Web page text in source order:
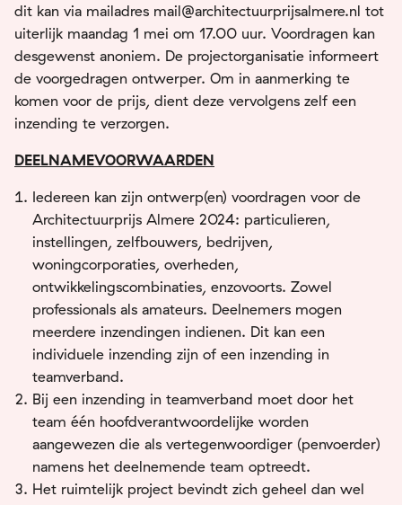
dit kan via mailadres mail@architectuurprijsalmere.nl tot
uiterlijk maandag 1 mei om 17.00 uur. Voordragen kan
desgewenst anoniem. De projectorganisatie informeert
de voorgedragen ontwerper. Om in aanmerking te
komen voor de prijs, dient deze vervolgens zelf een
inzending te verzorgen.
DEELNAMEVOORWAARDEN
Iedereen kan zijn ontwerp(en) voordragen voor de
Architectuurprijs Almere 2024: particulieren,
instellingen, zelfbouwers, bedrijven,
woningcorporaties, overheden,
ontwikkelingscombinaties, enzovoorts. Zowel
professionals als amateurs. Deelnemers mogen
meerdere inzendingen indienen. Dit kan een
individuele inzending zijn of een inzending in
teamverband.
Bij een inzending in teamverband moet door het
team één hoofdverantwoordelijke worden
aangewezen die als vertegenwoordiger (penvoerder)
namens het deelnemende team optreedt.
Het ruimtelijk project bevindt zich geheel dan wel